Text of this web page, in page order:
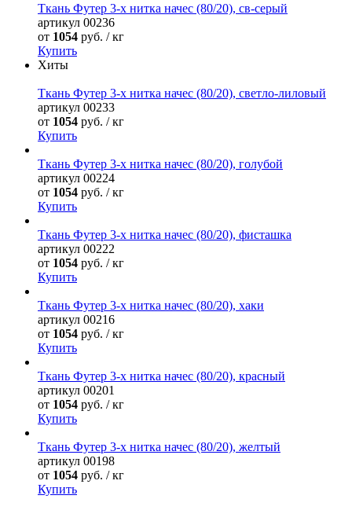
Ткань Футер 3-х нитка начес (80/20), св-серый
артикул 00236
от 1054 руб. / кг
Купить
Хиты
Ткань Футер 3-х нитка начес (80/20), светло-лиловый
артикул 00233
от 1054 руб. / кг
Купить
Ткань Футер 3-х нитка начес (80/20), голубой
артикул 00224
от 1054 руб. / кг
Купить
Ткань Футер 3-х нитка начес (80/20), фисташка
артикул 00222
от 1054 руб. / кг
Купить
Ткань Футер 3-х нитка начес (80/20), хаки
артикул 00216
от 1054 руб. / кг
Купить
Ткань Футер 3-х нитка начес (80/20), красный
артикул 00201
от 1054 руб. / кг
Купить
Ткань Футер 3-х нитка начес (80/20), желтый
артикул 00198
от 1054 руб. / кг
Купить